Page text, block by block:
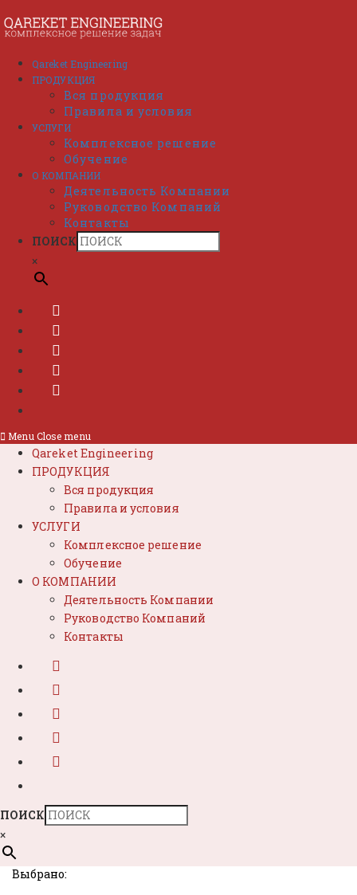
к
содержимому
Qareket Engineering
ПРОДУКЦИЯ
Вся продукция
Правила и условия
УСЛУГИ
Комплексное решение
Обучение
О КОМПАНИИ
Деятельность Компании
Руководство Компаний
Контакты
ПОИСК
×
Menu Close menu
Qareket Engineering
ПРОДУКЦИЯ
Вся продукция
Правила и условия
УСЛУГИ
Комплексное решение
Обучение
О КОМПАНИИ
Деятельность Компании
Руководство Компаний
Контакты
ПОИСК
×
Выбрано: